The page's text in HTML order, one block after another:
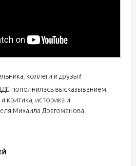
коллеги и друзья!
пополнилась высказыванием
критика, историка и
Михаила Драгоманова.